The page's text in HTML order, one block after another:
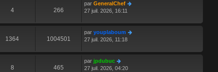
4 266
par GeneralChef
27 juil. 2026, 16:11
1364 1004501
par youplaboum
27 juil. 2026, 11:18
8 465
par jpdubuc
27 juil. 2026, 04:20